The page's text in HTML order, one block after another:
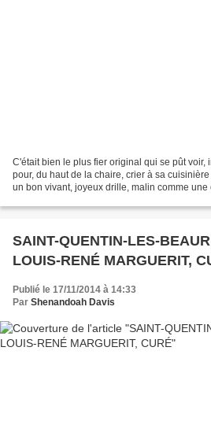
C'était bien le plus fier original qui se pût voir,
pour, du haut de la chaire, crier à sa
un bon vivant, joyeux drille, malin comme une
SAINT-QUENTIN-LES-
LOUIS-RENÉ MARGUERIT,
Publié le 17/11/2014 à 14:33
Par Shenandoah Davis